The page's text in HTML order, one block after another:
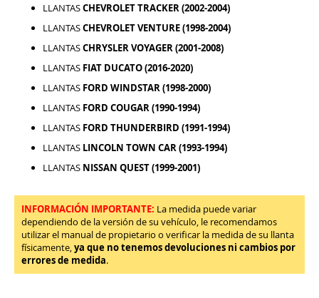
LLANTASCHEVROLET TRACKER (2002-2004)
LLANTASCHEVROLET VENTURE (1998-2004)
LLANTASCHRYSLER VOYAGER (2001-2008)
LLANTAS FIAT DUCATO (2016-2020)
LLANTAS FORD WINDSTAR (1998-2000)
LLANTAS FORD COUGAR (1990-1994)
LLANTAS FORD THUNDERBIRD (1991-1994)
LLANTAS LINCOLN TOWN CAR (1993-1994)
LLANTAS NISSAN QUEST (1999-2001)
INFORMACIÓN IMPORTANTE: La medida puede variar
dependiendo de la versión de su vehículo, le recomendamos
utilizar el manual de propietario o verificar la medida de su llanta
físicamente,ya que no tenemos devoluciones ni cambios por
errores de medida.